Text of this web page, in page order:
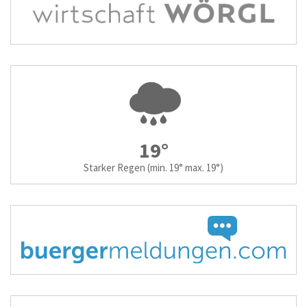
19°
Starker Regen (min. 19° max. 19°)